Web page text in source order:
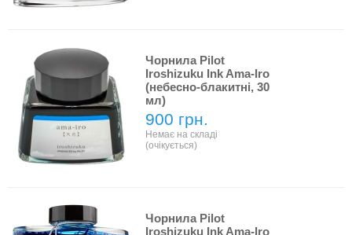
Чорнила Pilot
Iroshizuku Ink Ama-Iro
(небесно-блакитні, 30
мл)
900 грн.
Немає на складі
(очікується)
Чорнила Pilot
Iroshizuku Ink Ama-Iro